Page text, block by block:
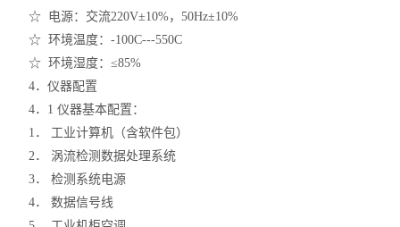
☆ 电源：交流220V±10%，50Hz±10%
☆ 环境温度：-100C---550C
☆ 环境湿度：≤85%
4．仪器配置
4．1 仪器基本配置：
1． 工业计算机（含软件包）
2． 涡流检测数据处理系统
3． 检测系统电源
4． 数据信号线